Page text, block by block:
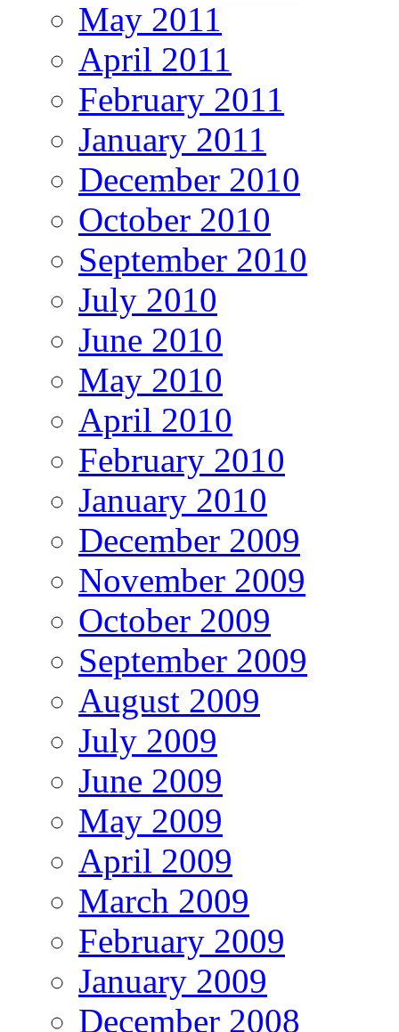
May 2011
April 2011
February 2011
January 2011
December 2010
October 2010
September 2010
July 2010
June 2010
May 2010
April 2010
February 2010
January 2010
December 2009
November 2009
October 2009
September 2009
August 2009
July 2009
June 2009
May 2009
April 2009
March 2009
February 2009
January 2009
December 2008